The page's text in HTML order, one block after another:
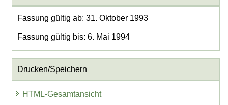
Fassung gültig ab: 31. Oktober 1993
Fassung gültig bis: 6. Mai 1994
Drucken/Speichern
HTML-Gesamtansicht